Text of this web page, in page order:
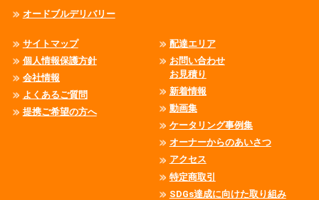
オードブルデリバリー
サイトマップ
個人情報保護方針
会社情報
よくあるご質問
提携ご希望の方へ
配達エリア
お問い合わせ
お見積り
新着情報
動画集
ケータリング事例集
オーナーからのあいさつ
アクセス
特定商取引
SDGs達成に向けた取り組み